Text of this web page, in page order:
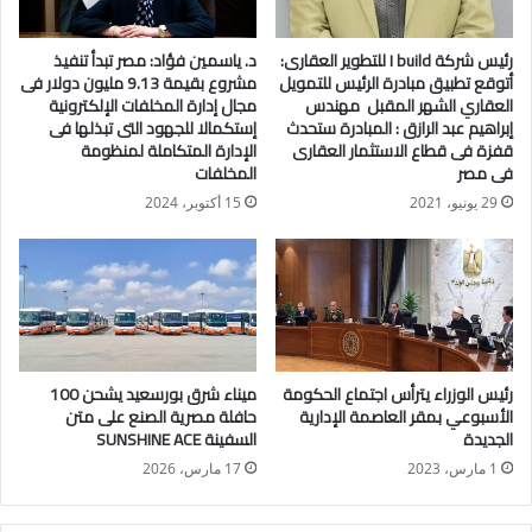
رؤوس أموالها. وفي قطاع الاستثمار العقاري، وافقت الهيئة على
تأسيس شركة «طامح لصندوق الاستثمار العقاري».
وفي مجال رأس المال المخاطر، تم الترخيص لشركة «سبارك ذات
غرض الاستحواذ» بهدف الاستحواذ على حصص في الشركات،
بالإضافة إلى الموافقة على «صندوق بكرة لرأس المال المخاطر»
و«صندوق بكرة للملكية الخاصة» لمزاولة أنشطة صناديق الاستثمار.
كما تضمنت الموافقات منح شركة «ترند القابضة للاستثمارات
المالية» ترخيصًا لمزاولة نشاط أمناء الحفظ، فضلًا عن ترخيص شركة
«ناوي شيرز لإدارة صناديق الاستثمار العقاري» لتلقي الاكتتاب في
وثائق صناديق الاستثمار وترويجها.
وأكدت الهيئة أن هذه القرارات تأتي في إطار دورها التنظيمي
والرقابي على الأسواق المالية غير المصرفية، والذي يشمل أسواق
والتخصيم، والتوريق.
رئيس شركة I build للتطوير العقارى:
أتوقع تطبيق مبادرة الرئيس للتمويل
العقاري الشهر المقبل مهندس
إبراهيم عبد الرازق : المبادرة ستحدث
قفزة فى قطاع الاستثمار العقارى
فى مصر
29 يونيو، 2021
د. ياسمين فؤاد: مصر تبدأ تنفيذ
مشروع بقيمة 9.13 مليون دولار فى
مجال إدارة المخلفات الإلكترونية
إستكمالا للجهود التى تبذلها فى
الإدارة المتكاملة لمنظومة
المخلفات
15 أكتوبر، 2024
رئيس الوزراء يترأس اجتماع الحكومة
الأسبوعي بمقر العاصمة الإدارية
الجديدة
1 مارس، 2023
ميناء شرق بورسعيد يشحن 100
حافلة مصرية الصنع على متن
السفينة SUNSHINE ACE
17 مارس، 2026